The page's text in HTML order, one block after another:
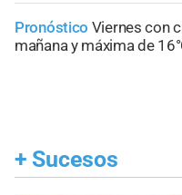
Pronóstico Viernes con
mañana y máxima de
+ Sucesos